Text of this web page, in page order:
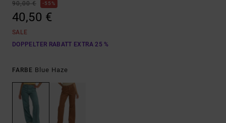
90,00 €
55%
40,50 €
SALE
DOPPELTER RABATT EXTRA 25 %
FARBE Blue Haze